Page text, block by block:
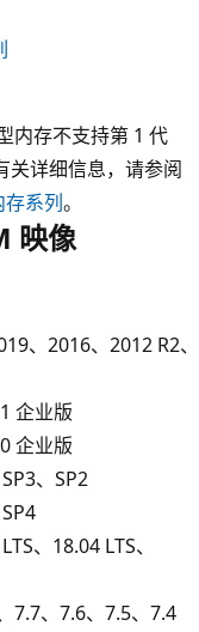
内存不支持第 1 代
关详细信息，请参阅
系列。
映像
、2016、2012 R2、
企业版
企业版
、SP2
、18.04 LTS、
7.7、7.6、7.5、7.4